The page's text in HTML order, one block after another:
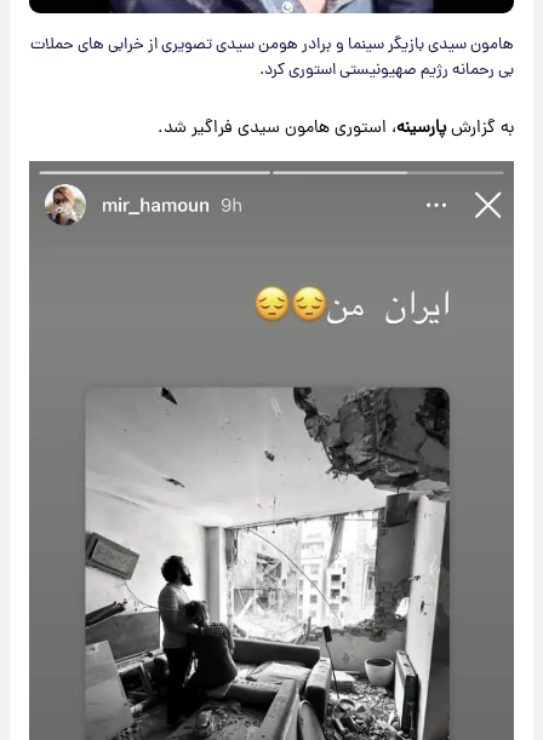
هامون سیدی بازیگر سینما و برادر هومن سیدی تصویری از خرابی های حملات
بی رحمانه رژیم صهیونیستی استوری کرد.
به گزارشپارسینه، استوری هامون سیدی فراگیر شد.